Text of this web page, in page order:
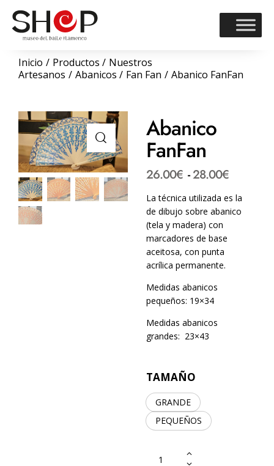
Inicio Productos
Nuestros
Artesanos
Abanicos Fan Fan Abanico FanFan
Abanico
FanFan
26.00€ -28.00€
La técnica utilizada es la
de dibujo sobre abanico
(tela y madera) con
marcadores de base
aceitosa, con punta
acrílica permanente.
Medidas abanicos
pequeños: 19×34
Medidas abanicos
grandes: 23×43
TAMAÑO
GRANDE
PEQUEÑOS